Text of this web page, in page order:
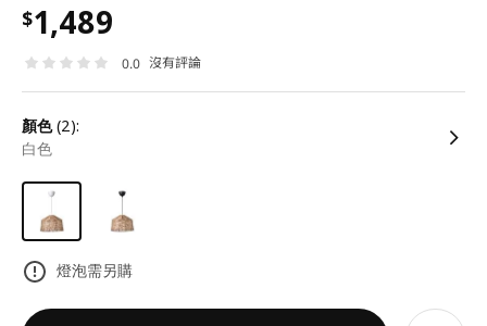
$1,489
0.0 沒有評論
顏色(2):
白色
燈泡需另購